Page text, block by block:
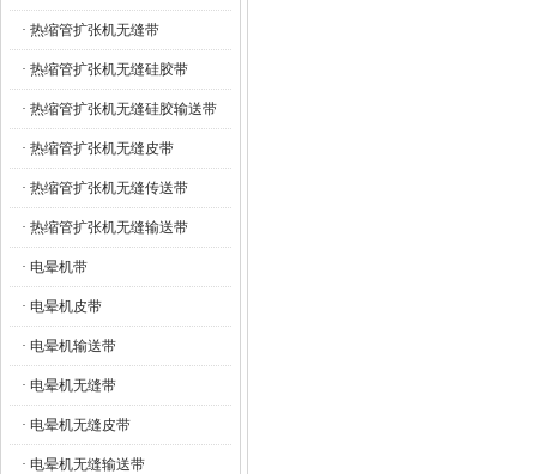
· 热缩管扩张机无缝带
· 热缩管扩张机无缝硅胶带
· 热缩管扩张机无缝硅胶输送带
· 热缩管扩张机无缝皮带
· 热缩管扩张机无缝传送带
· 热缩管扩张机无缝输送带
· 电晕机带
· 电晕机皮带
· 电晕机输送带
· 电晕机无缝带
· 电晕机无缝皮带
· 电晕机无缝输送带